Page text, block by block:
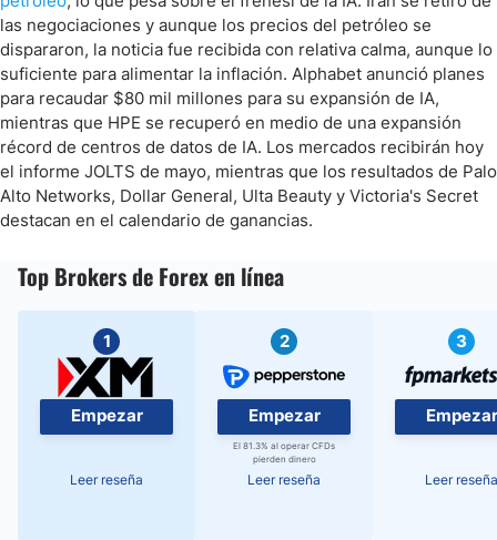
las negociaciones y aunque los precios del petróleo se
dispararon, la noticia fue recibida con relativa calma, aunque lo
suficiente para alimentar la inflación. Alphabet anunció planes
para recaudar $80 mil millones para su expansión de IA,
mientras que HPE se recuperó en medio de una expansión
récord de centros de datos de IA. Los mercados recibirán hoy
el informe JOLTS de mayo, mientras que los resultados de Palo
Alto Networks, Dollar General, Ulta Beauty y Victoria's Secret
destacan en el calendario de ganancias.
Top Brokers de Forex en línea
1
Empezar
Leer reseña
2
Empezar
El 81.3% al operar CFDs
pierden dinero
Leer reseña
3
Empezar
Leer reseña